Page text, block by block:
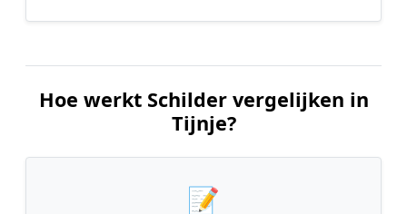
Hoe werkt Schilder vergelijken in
Tijnje?
📝